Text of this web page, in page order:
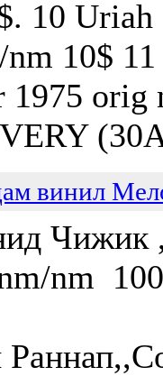
10 Uriah
nm 10$
1975 orig
винил
Чижик
nm